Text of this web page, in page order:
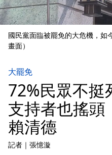
國民黨面臨被罷免的大危機，如
畫面）
大罷免
72%民眾不挺
支持者也搖
賴清德
記者 ｜ 張憶漩